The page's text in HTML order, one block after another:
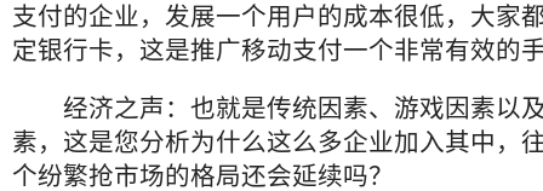
支付的企业，发展一个用户的成本很低，大家
定银行卡，这是推广移动支付一个非常有效的
经济之声：也就是传统因素、游戏因素以
素，这是您分析为什么这么多企业加入其中，
个纷繁抢市场的格局还会延续吗？